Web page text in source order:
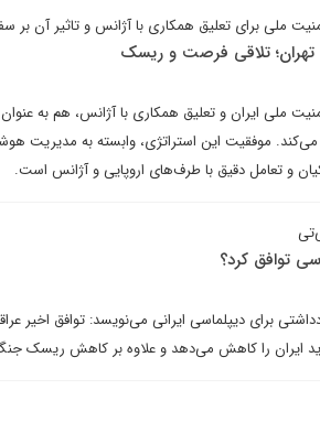
ملی برای تعلیق همکاری با آژانس و تاثیر آن بر
تهران؛ تلاقی فرصت و ریسک
ملی ایران و تعلیق همکاری با آژانس، هم به
موفقیت این استراتژی، وابسته به مدیریت
و تعامل دقیق با طرف‌های اروپایی و آژانس است.
توافق کرد؟
برای دیپلماسی ایرانی می‌نویسد: توافق اخیر
ایران را کاهش می‌دهد و علاوه بر کاهش ریسک جنگ،